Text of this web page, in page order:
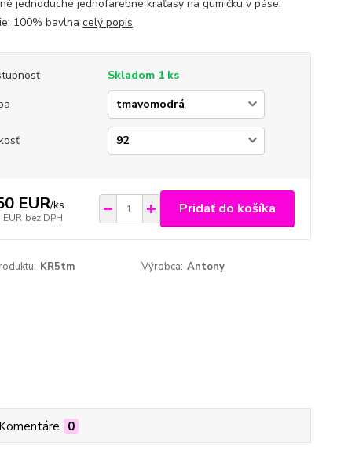
jednoduché jednofarebné kraťasy na gumičku v páse.
100% bavlna celý popis
Skladom 1 ks
EUR/ks
EUR bez DPH
Pridať do košíka
KR5tm Výrobca: Antony
0